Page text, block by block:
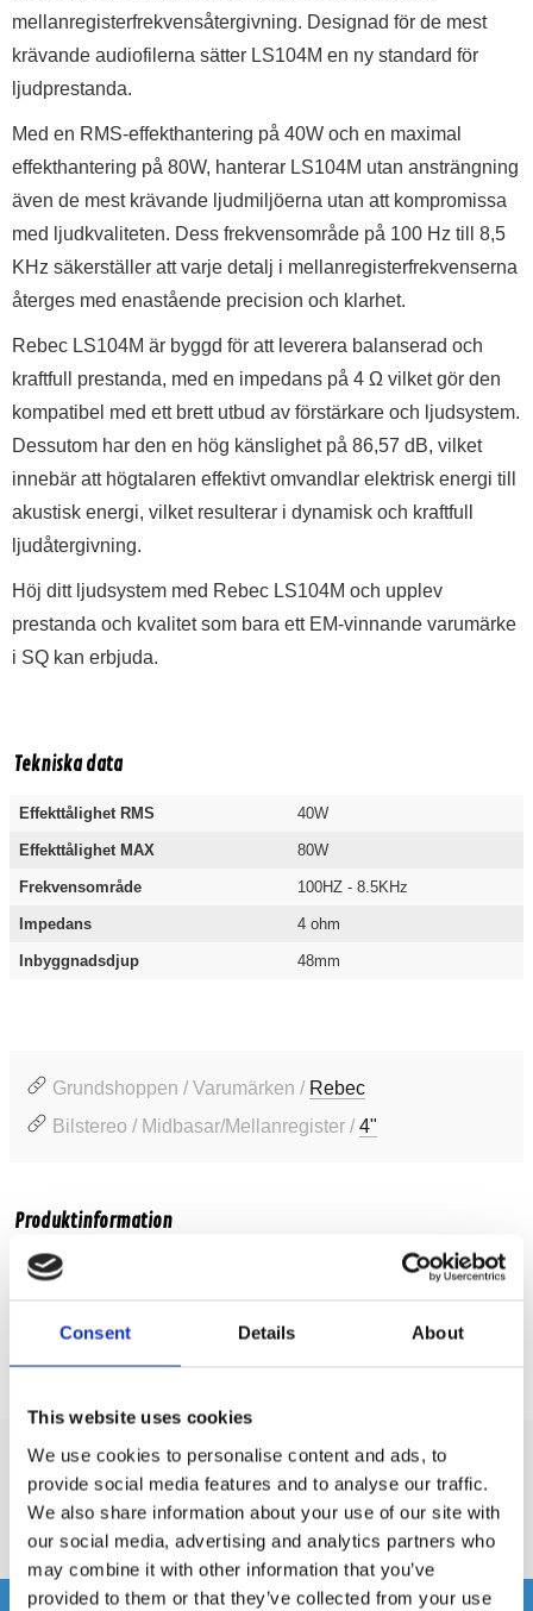
Consent Details About
This website uses cookies
We use cookies to personalise content and ads, to
provide social media features and to analyse our traffic.
We also share information about your use of our site with
our social media, advertising and analytics partners who
may combine it with other information that you’ve
provided to them or that they’ve collected from your use
mellanregisterfrekvensåtergivning. Designad för de mest
krävande audiofilerna sätter LS104M en ny standard för
ljudprestanda.
Med en RMS-effekthantering på 40W och en maximal
effekthantering på 80W, hanterar LS104M utan ansträngning
även de mest krävande ljudmiljöerna utan att kompromissa
med ljudkvaliteten. Dess frekvensområde på 100 Hz till 8,5
KHz säkerställer att varje detalj i mellanregisterfrekvenserna
återges med enastående precision och klarhet.
Rebec LS104M är byggd för att leverera balanserad och
kraftfull prestanda, med en impedans på 4 Ω vilket gör den
kompatibel med ett brett utbud av förstärkare och ljudsystem.
Dessutom har den en hög känslighet på 86,57 dB, vilket
innebär att högtalaren effektivt omvandlar elektrisk energi till
akustisk energi, vilket resulterar i dynamisk och kraftfull
ljudåtergivning.
Höj ditt ljudsystem med Rebec LS104M och upplev
prestanda och kvalitet som bara ett EM-vinnande varumärke
i SQ kan erbjuda.
Tekniska data
Effekttålighet RMS 40W
Effekttålighet MAX 80W
Frekvensområde 100HZ - 8.5KHz
Impedans 4 ohm
Inbyggnadsdjup 48mm
Grundshoppen / Varumärken / Rebec
Bilstereo / Midbasar/Mellanregister /4"
Produktinformation
SKU:
MPN:
Recensioner
Produkten har inga recensioner